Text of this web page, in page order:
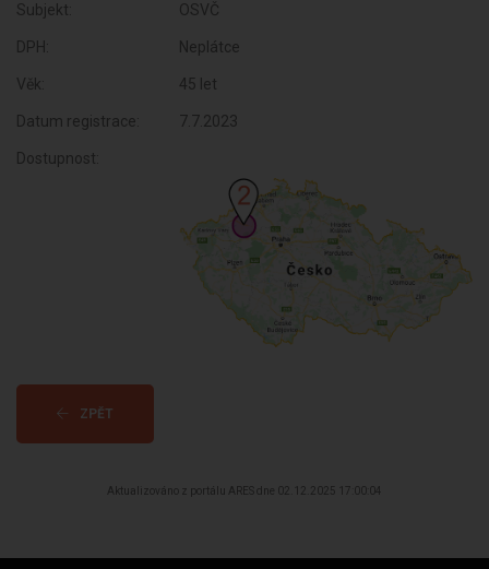
Subjekt: OSVČ
DPH: Neplátce
Věk: 45 let
Datum registrace: 7.7.2023
Dostupnost:
ZPĚT
Aktualizováno z portálu ARES dne 02.12.2025 17:00:04